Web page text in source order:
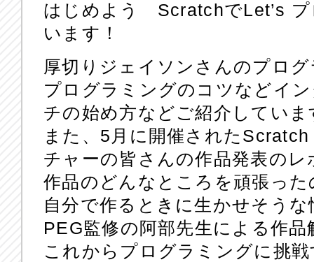
はじめよう ScratchでLet’s プ
います！
厚切りジェイソンさんのプロ
プログラミングのコツなどイ
チの始め方などご紹介していま
また、5月に開催された
チャーの皆さんの作品発表の
作品のどんなところを頑張っ
自分で作るときに生かせそう
PEG監修の阿部先生による作品
これからプログラミングに挑